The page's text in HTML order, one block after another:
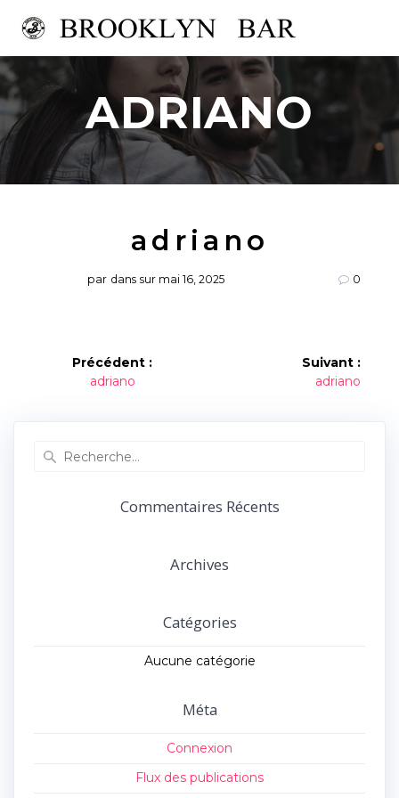
au
ADRIANO
adriano
par dans sur mai 16, 2025 0
Navigation
Précédent :
Article
adriano
Suivant :
Article
adriano
Commentaires Récents
Archives
Catégories
Aucune catégorie
Méta
Connexion
Flux des publications